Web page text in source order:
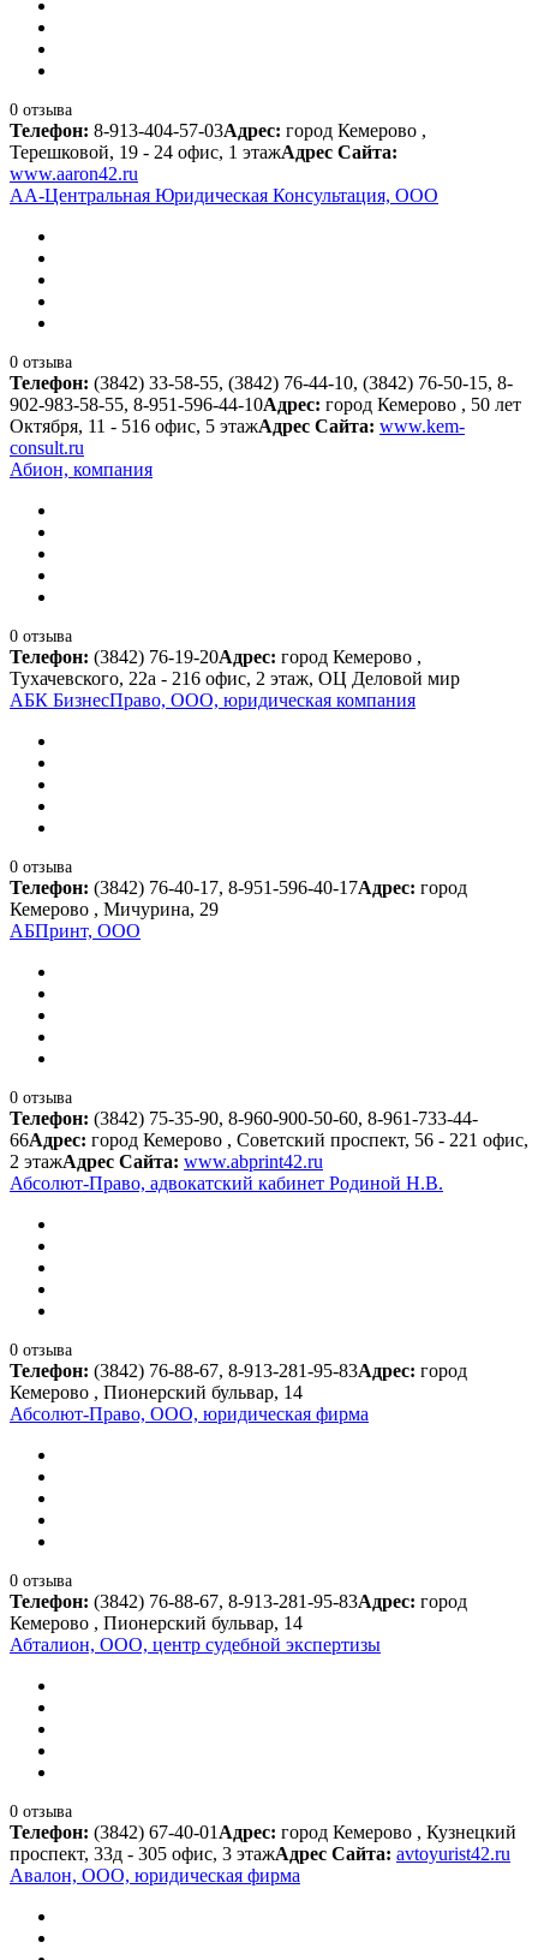
0 отзыва
Телефон: 8-913-404-57-03Адрес: город Кемерово ,
Терешковой, 19 - 24 офис, 1 этажАдрес Сайта:
www.aaron42.ru
АА-Центральная Юридическая Консультация, ООО
0 отзыва
Телефон: (3842) 33-58-55, (3842) 76-44-10, (3842) 76-50-15, 8-
902-983-58-55, 8-951-596-44-10Адрес: город Кемерово , 50 лет
Октября, 11 - 516 офис, 5 этажАдрес Сайта: www.kem-
consult.ru
Абион, компания
0 отзыва
Телефон: (3842) 76-19-20Адрес: город Кемерово ,
Тухачевского, 22а - 216 офис, 2 этаж, ОЦ Деловой мир
АБК БизнесПраво, ООО, юридическая компания
0 отзыва
Телефон: (3842) 76-40-17, 8-951-596-40-17Адрес: город
Кемерово , Мичурина, 29
АБПринт, ООО
0 отзыва
Телефон: (3842) 75-35-90, 8-960-900-50-60, 8-961-733-44-
66Адрес: город Кемерово , Советский проспект, 56 - 221 офис,
2 этажАдрес Сайта: www.abprint42.ru
Абсолют-Право, адвокатский кабинет Родиной Н.В.
0 отзыва
Телефон: (3842) 76-88-67, 8-913-281-95-83Адрес: город
Кемерово , Пионерский бульвар, 14
Абсолют-Право, ООО, юридическая фирма
0 отзыва
Телефон: (3842) 76-88-67, 8-913-281-95-83Адрес: город
Кемерово , Пионерский бульвар, 14
Абталион, ООО, центр судебной экспертизы
0 отзыва
Телефон: (3842) 67-40-01 Адрес: город Кемерово , Кузнецкий
проспект, 33д - 305 офис, 3 этажАдрес Сайта: avtoyurist42.ru
Авалон, ООО, юридическая фирма